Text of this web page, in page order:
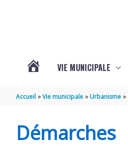
VIE MUNICIPALE
Accueil Vie municipale Urbanisme
Démarches